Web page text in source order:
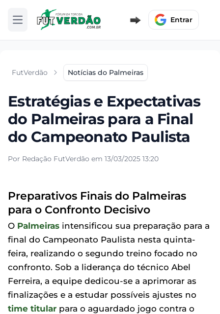
Abrir menu Entrar
FutVerdão Notícias do Palmeiras
Estratégias e Expectativas
do Palmeiras para a Final
do Campeonato Paulista
Por Redação FutVerdão em 13/03/2025 13:20
Preparativos Finais do Palmeiras
para o Confronto Decisivo
O Palmeiras intensificou sua preparação para a
final do Campeonato Paulista nesta quinta-
feira, realizando o segundo treino focado no
confronto. Sob a liderança do técnico Abel
Ferreira, a equipe dedicou-se a aprimorar as
finalizações e a estudar possíveis ajustes no
time titular para o aguardado jogo contra o